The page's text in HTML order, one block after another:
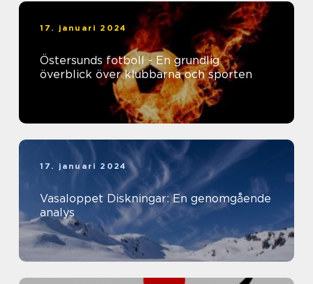
17. januari 2024
Östersunds fotboll - En grundlig
överblick över klubbarna och sporten
17. januari 2024
Vasaloppet Diskningar: En genomgående
analys